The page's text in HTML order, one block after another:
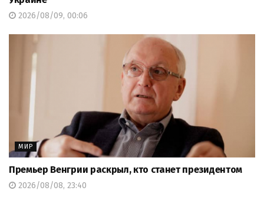
2026/08/09, 00:06
МИР
Премьер Венгрии раскрыл, кто станет президентом
2026/08/08, 23:40